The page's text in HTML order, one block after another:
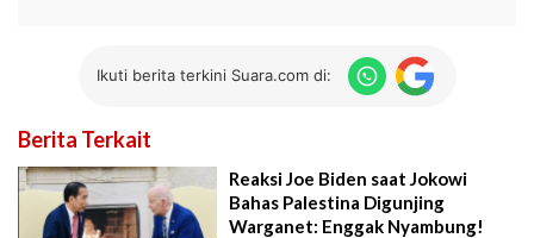
Ikuti berita terkini Suara.com di:
Berita Terkait
Reaksi Joe Biden saat Jokowi
Bahas Palestina Digunjing
Warganet: Enggak Nyambung!